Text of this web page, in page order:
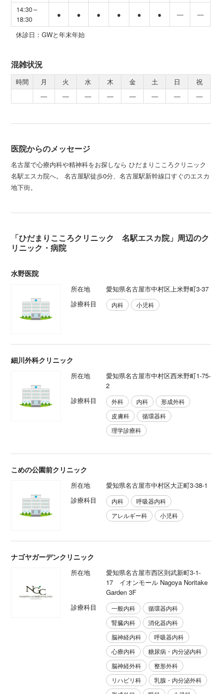
14:30～
18:30
● ● ● ● ● ● ― ―
休診日：GWと年末年始
混雑状況
時間 月 火 水 木 金 土 日
祝
―
― ― ― ― ― ― ―
医院からのメッセージ
名古屋で心療内科や精神科をお探しなら ひだまりこころクリニック
名駅エスカ院へ。 名古屋駅徒歩0分、名古屋駅新幹線口すぐのエスカ
地下街。
「ひだまりこころクリニック 名駅エスカ院」周辺のク
リニック・病院
水野医院
所在地
愛知県名古屋市中村区上米野町3-37
診療科目
内科 小児科
細川外科クリニック
所在地
愛知県名古屋市中村区西米野町1-75-
2
診療科目
外科 内科
形成外科
皮膚科
循環器科
理学診療科
こめの公園前クリニック
所在地
愛知県名古屋市中村区大正町3-38-1
診療科目
内科
呼吸器内科
アレルギー科
小児科
ナゴヤガーデンクリニック
所在地
愛知県名古屋市西区則武新町3-1-
17 イオンモール Nagoya Noritake
Garden 3F
診療科目
一般内科
循環器内科
腎臓内科
消化器内科
脳神経内科
呼吸器内科
心療内科
糖尿病・内分泌内科
脳神経外科
整形外科
リハビリ科
乳腺・内分泌外科